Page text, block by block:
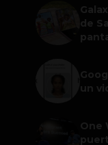
de
un
One